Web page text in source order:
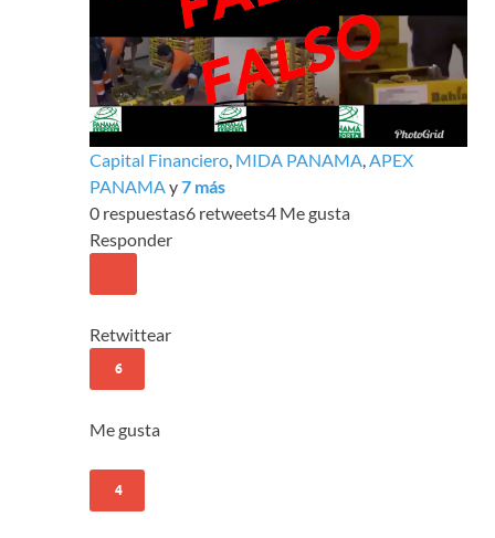
Capital Financiero MIDA PANAMA APEX
PANAMA y7 más
0 respuestas6 retweets4 Me gusta
Responder
Retwittear
6
Me gusta
4